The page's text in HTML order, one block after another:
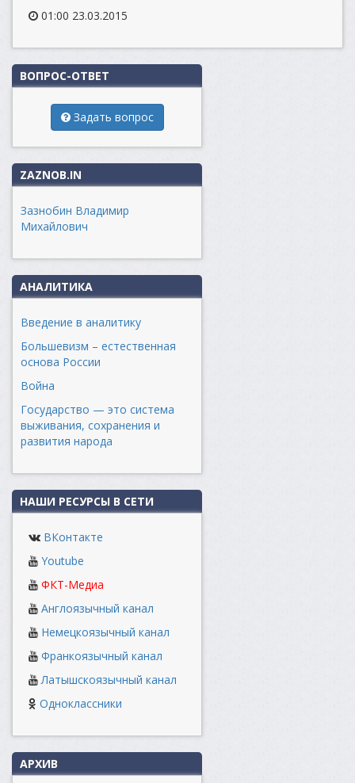
01:00 23.03.2015
ВОПРОС-ОТВЕТ
Задать вопрос
ZAZNOB.IN
Зазнобин Владимир
Михайлович
АНАЛИТИКА
Введение в аналитику
Большевизм – естественная
основа России
Война
Государство — это система
выживания, сохранения и
развития народа
НАШИ РЕСУРСЫ В СЕТИ
ВКонтакте
Youtube
ФКТ-Медиа
Англоязычный канал
Немецкоязычный канал
Франкоязычный канал
Латышскоязычный канал
Одноклассники
АРХИВ